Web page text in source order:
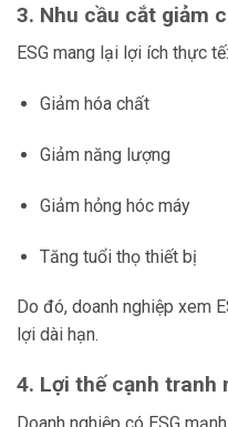
3. Nhu cầu cắt giảm
ESG mang lại lợi ích thực tế:
Giảm hóa chất
Giảm năng lượng
Giảm hỏng hóc máy
Tăng tuổi thọ thiết bị
Do đó, doanh nghiệp xem
lợi dài hạn.
4. Lợi thế cạnh